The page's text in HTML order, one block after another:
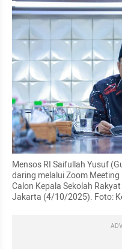
Mensos RI Saifullah Yusuf
daring melalui Zoom
Calon Kepala Sekolah
Jakarta (4/10/2025). Foto: